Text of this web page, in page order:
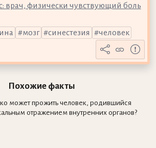
врач, физически чувствующий боль
мозг синестезия человек
Похожие факты
может прожить человек, родившийся
отражением внутренних органов?